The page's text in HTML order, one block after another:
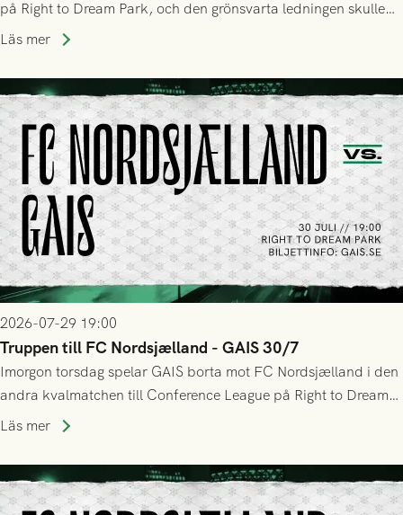
på Right to Dream Park, och den grönsvarta ledningen skulle
upphöra efter mindre än kvarten spelad. På lika mark visade
tennissiffror och det grönsvarta europaäventyret tog slut.
Läs mer
2026-07-29 19:00
Truppen till FC Nordsjælland - GAIS 30/7
Imorgon torsdag spelar GAIS borta mot FC Nordsjælland i den
andra kvalmatchen till Conference League på Right to Dream
Park! Fredrik Holmberg och ledarstaben har tagit ut följande
Läs mer